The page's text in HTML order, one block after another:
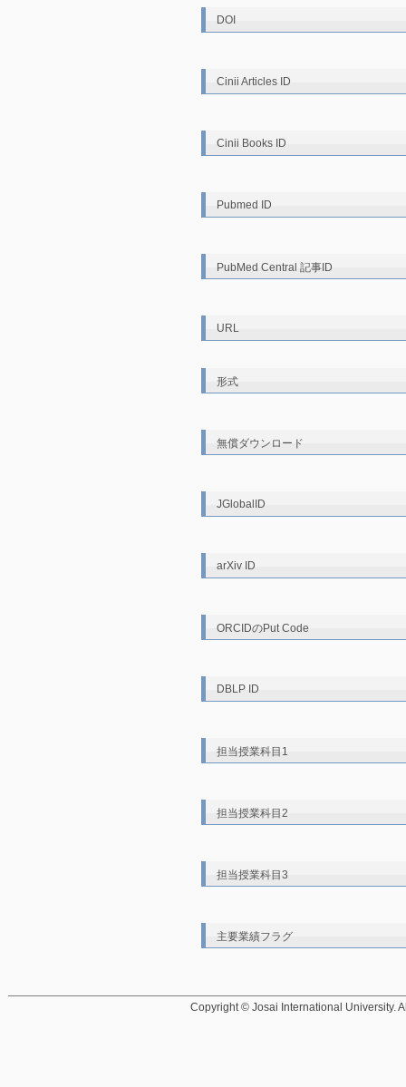
DOI
Cinii Articles ID
Cinii Books ID
Pubmed ID
PubMed Central 記事ID
URL
形式
無償ダウンロード
JGlobalID
arXiv ID
ORCIDのPut Code
DBLP ID
担当授業科目1
担当授業科目2
担当授業科目3
主要業績フラグ